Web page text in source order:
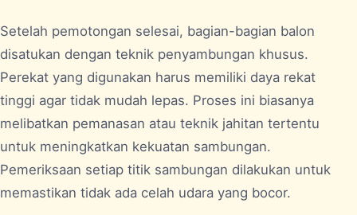
Setelah pemotongan selesai, bagian-bagian balon
disatukan dengan teknik penyambungan khusus.
Perekat yang digunakan harus memiliki daya rekat
tinggi agar tidak mudah lepas. Proses ini biasanya
melibatkan pemanasan atau teknik jahitan tertentu
untuk meningkatkan kekuatan sambungan.
Pemeriksaan setiap titik sambungan dilakukan untuk
memastikan tidak ada celah udara yang bocor.